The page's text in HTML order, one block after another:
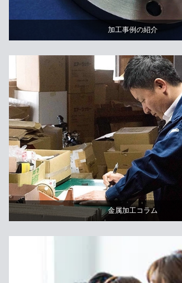
加工事例の紹介
金属加工コラム